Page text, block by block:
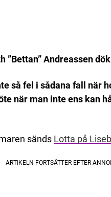
”Bettan” Andreassen
så fel i sådana fall när
när man inte ens kan
sänds Lotta på